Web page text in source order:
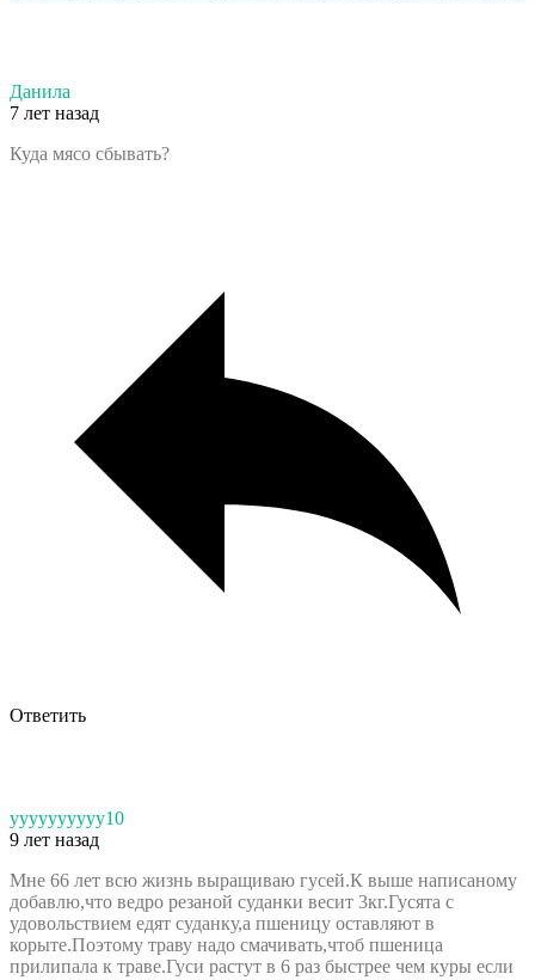
Данила
7 лет назад
Куда мясо сбывать?
Ответить
yyyyyyyyyy10
9 лет назад
Мне 66 лет всю жизнь выращиваю гусей.К выше написаному
добавлю,что ведро резаной суданки весит 3кг.Гусята с
удовольствием едят суданку,а пшеницу оставляют в
корыте.Поэтому траву надо смачивать,чтоб пшеница
прилипала к траве.Гуси растут в 6 раз быстрее чем куры если